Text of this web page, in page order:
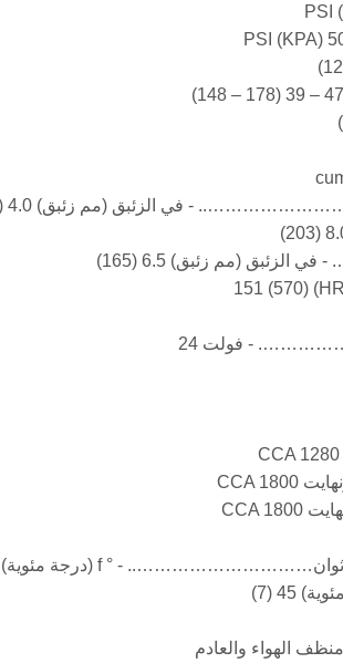
(مم زئبق) 6.5 (165)
- فولت 24
الهواء والعادم